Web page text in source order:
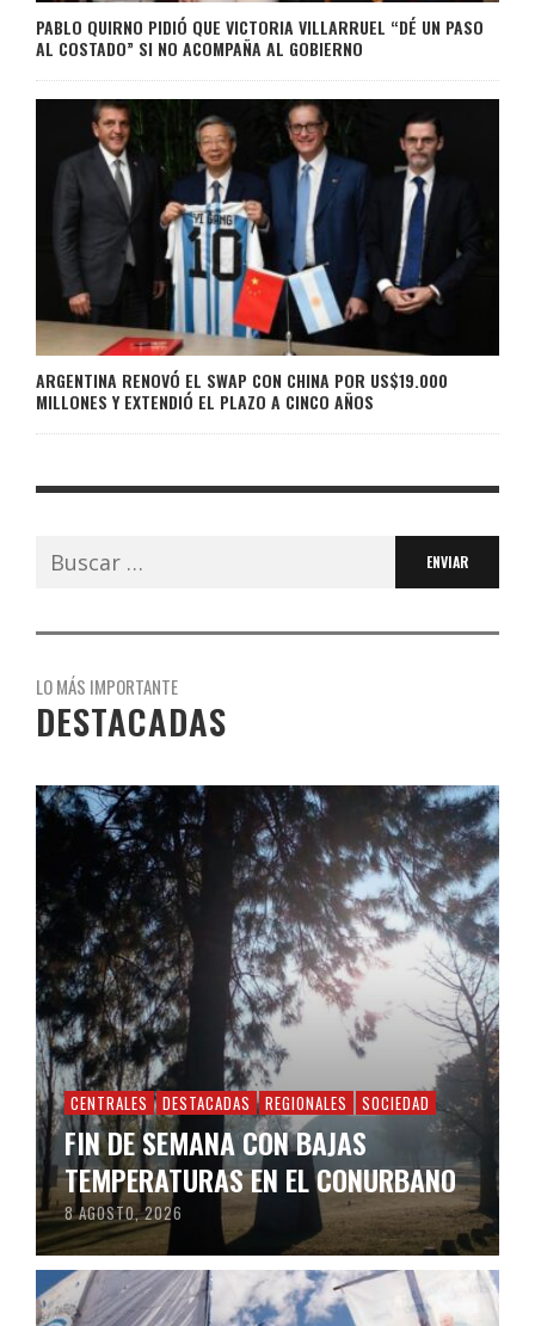
PABLO QUIRNO PIDIÓ QUE VICTORIA VILLARRUEL “DÉ UN PASO
AL COSTADO” SI NO ACOMPAÑA AL GOBIERNO
ARGENTINA RENOVÓ EL SWAP CON CHINA POR US$19.000
MILLONES Y EXTENDIÓ EL PLAZO A CINCO AÑOS
Buscar:
LO MÁS IMPORTANTE
DESTACADAS
CENTRALES DESTACADAS REGIONALES SOCIEDAD
FIN DE SEMANA CON BAJAS
TEMPERATURAS EN EL CONURBANO
8 AGOSTO, 2026